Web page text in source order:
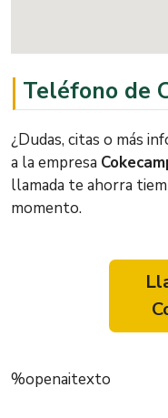
Teléfono de
¿Dudas, citas o más
a la empresa
llamada te ahorra
momento.
%openaitexto